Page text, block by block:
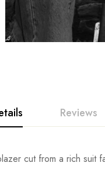
Reviews
cut from a rich suit